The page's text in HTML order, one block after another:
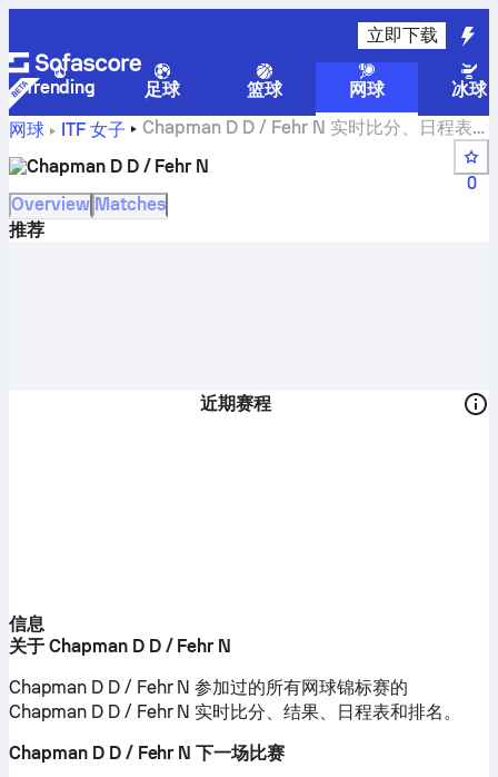
立即下载
Trending 足球 篮球 网球
冰球
网球
ITF 女子
Chapman D D / Fehr N 实时比分、日程表
Chapman D D / Fehr N
0
Overview Matches
推荐
近期赛程
信息
关于 Chapman D D / Fehr N
Chapman D D / Fehr N 参加过的所有网球锦标赛的
Chapman D D / Fehr N 实时比分、结果、日程表和排名。
Chapman D D / Fehr N 下一场比赛